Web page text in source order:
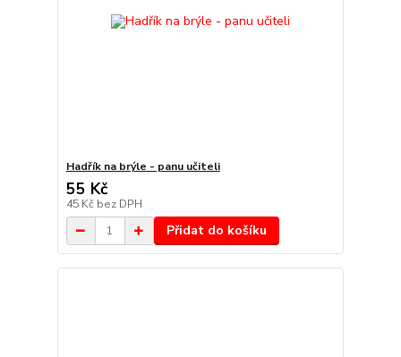
Hadřík na brýle - panu učiteli
55 Kč
45 Kč bez DPH
Přidat do košíku